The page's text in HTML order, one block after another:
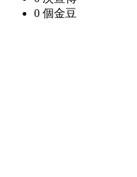
0 個金豆